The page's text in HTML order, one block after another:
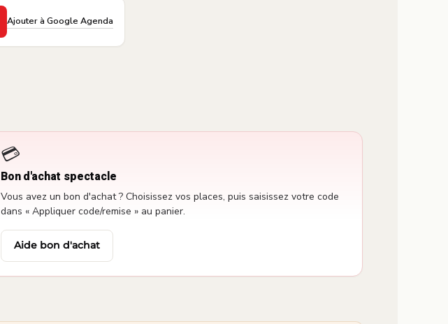
Ajouter à Google Agenda
💳
Bon d'achat spectacle
Vous avez un bon d'achat ? Choisissez vos places, puis saisissez votre code
dans « Appliquer code/remise » au panier.
Aide bon d'achat